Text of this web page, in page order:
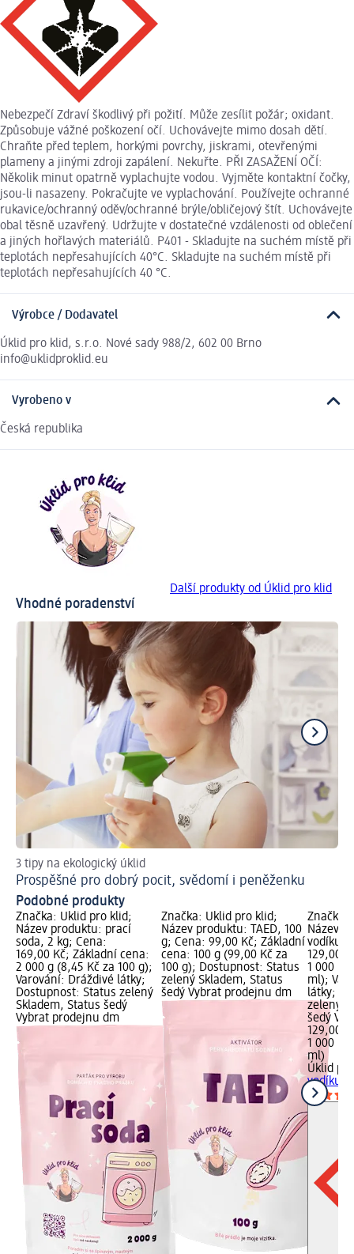
Nebezpečí Zdraví škodlivý při požití. Může zesílit požár; oxidant.
Způsobuje vážné poškození očí. Uchovávejte mimo dosah dětí.
Chraňte před teplem, horkými povrchy, jiskrami, otevřenými
plameny a jinými zdroji zapálení. Nekuřte. PŘI ZASAŽENÍ OČÍ:
Několik minut opatrně vyplachujte vodou. Vyjměte kontaktní čočky,
jsou-li nasazeny. Pokračujte ve vyplachování. Používejte ochranné
rukavice/ochranný oděv/ochranné brýle/obličejový štít. Uchovávejte
obal těsně uzavřený. Udržujte v dostatečné vzdálenosti od oblečení
a jiných hořlavých materiálů. P401 - Skladujte na suchém místě při
teplotách nepřesahujících 40°C. Skladujte na suchém místě při
teplotách nepřesahujících 40 °C.
Výrobce / Dodavatel
Úklid pro klid, s.r.o. Nové sady 988/2, 602 00 Brno
info@uklidproklid.eu
Vyrobeno v
Česká republika
Další produkty od Úklid pro klid
Vhodné poradenství
3 tipy na ekologický úklid
Prospěšné pro dobrý pocit, svědomí i peněženku
Podobné produkty
Značka: Úklid pro klid;
Název produktu: prací
soda, 2 kg; Cena:
169,00 Kč; Základní cena:
2 000 g (8,45 Kč za 100 g);
Varování: Dráždivé látky;
Dostupnost: Status zelený
Skladem, Status šedý
Vybrat prodejnu dm
Značka: Úklid pro klid;
Název produktu: TAED, 100
g; Cena: 99,00 Kč; Základní
cena: 100 g (99,00 Kč za
100 g); Dostupnost: Status
zelený Skladem, Status
šedý Vybrat prodejnu dm
Značka:
Název
vodíku,
129,00
1 000 ml
ml);
látky;
zelený
šedý
129,00
1 000 ml
ml)
Úklid
vodíku,